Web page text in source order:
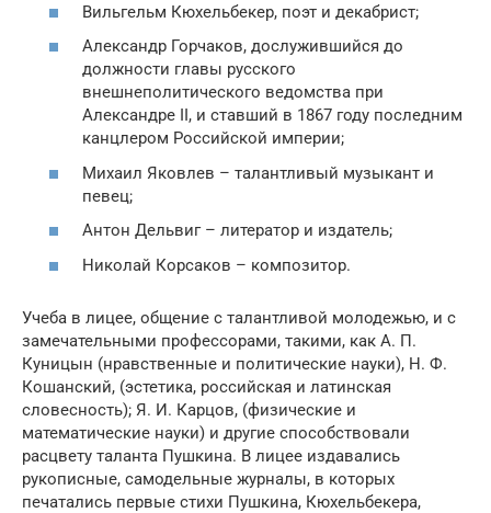
Вильгельм Кюхельбекер, поэт и декабрист;
Александр Горчаков, дослужившийся до
должности главы русского
внешнеполитического ведомства при
Александре II, и ставший в 1867 году последним
канцлером Российской империи;
Михаил Яковлев – талантливый музыкант и
певец;
Антон Дельвиг – литератор и издатель;
Николай Корсаков – композитор.
Учеба в лицее, общение с талантливой молодежью, и с
замечательными профессорами, такими, как А. П.
Куницын (нравственные и политические науки), Н. Ф.
Кошанский, (эстетика, российская и латинская
словесность); Я. И. Карцов, (физические и
математические науки) и другие способствовали
расцвету таланта Пушкина. В лицее издавались
рукописные, самодельные журналы, в которых
печатались первые стихи Пушкина, Кюхельбекера,